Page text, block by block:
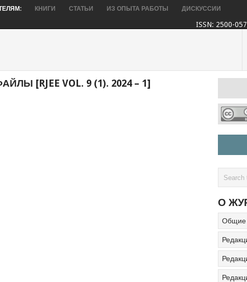
КНИГИ СТАТЬИ ИЗ ОПЫТА РАБОТЫ ДИСКУССИИ
ISSN: 2500-
[RJEE VOL. 9 (1). 2024 – 1]
О
Общие